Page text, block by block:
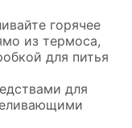
горячее
из термоса,
для питья
для